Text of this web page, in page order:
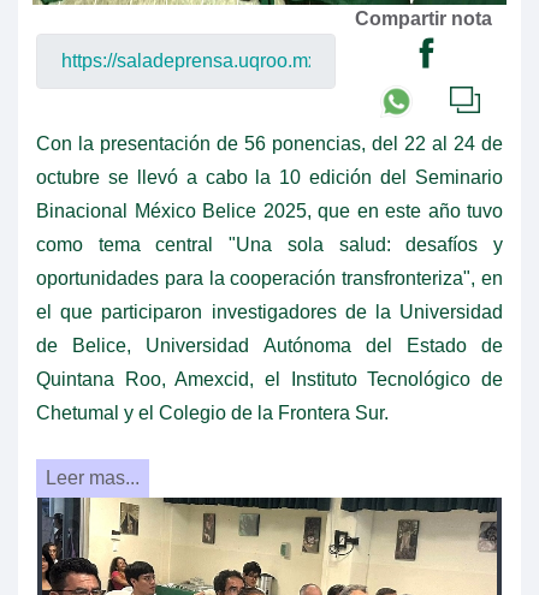
Compartir nota
Con la presentación de 56 ponencias, del 22 al 24 de
octubre se llevó a cabo la 10 edición del Seminario
Binacional México Belice 2025, que en este año tuvo
como tema central "Una sola salud: desafíos y
oportunidades para la cooperación transfronteriza", en
el que participaron investigadores de la Universidad
de Belice, Universidad Autónoma del Estado de
Quintana Roo, Amexcid, el Instituto Tecnológico de
Chetumal y el Colegio de la Frontera Sur.
Leer mas...